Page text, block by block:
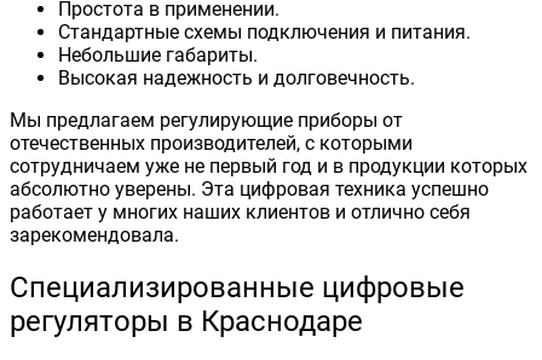
Простота в применении.
Стандартные схемы подключения и питания.
Небольшие габариты.
Высокая надежность и долговечность.
Мы предлагаем регулирующие приборы от
отечественных производителей, с которыми
сотрудничаем уже не первый год и в продукции которых
абсолютно уверены. Эта цифровая техника успешно
работает у многих наших клиентов и отлично себя
зарекомендовала.
Специализированные цифровые
регуляторы в Краснодаре